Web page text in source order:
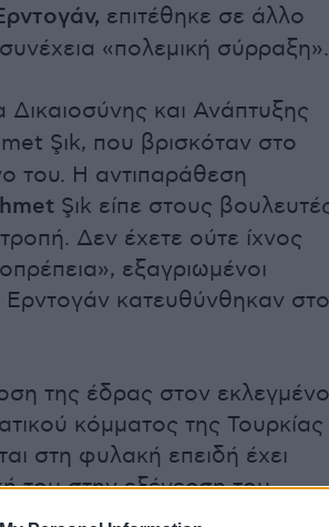
επιτέθηκε σε άλλο
«πολεμική σύρραξη».
και Ανάπτυξης
Şık, που βρισκόταν στο
του. Η αντιπαράθεση
Şık είπε στους
Δεν έχετε ούτε ίχνος
εξαγριωμένοι
κατευθύνθηκαν στο
της έδρας στον εκλεγμένο
κόμματος της Τουρκίας
στη φυλακή επειδή έχει
του στην εξέγερση του